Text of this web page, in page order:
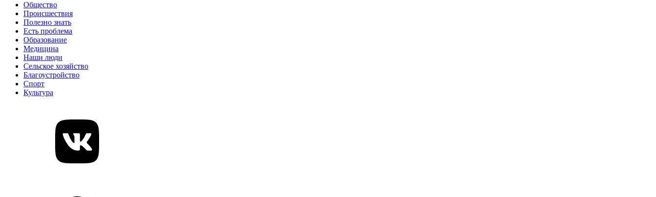
Общество
Происшествия
Полезно знать
Есть проблема
Образование
Медицина
Наши люди
Сельское хозяйство
Благоустройство
Спорт
Культура